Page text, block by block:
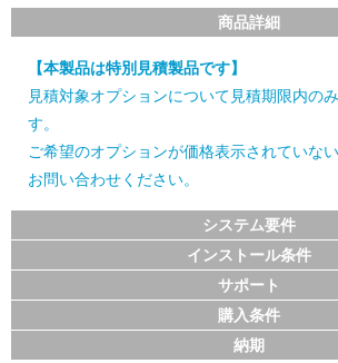
商品詳細
【本製品は特別見積製品です】
見積対象オプションについて見積期限内の
す。
ご希望のオプションが価格表示されていな
お問い合わせください。
システム要件
インストール条件
サポート
購入条件
納期